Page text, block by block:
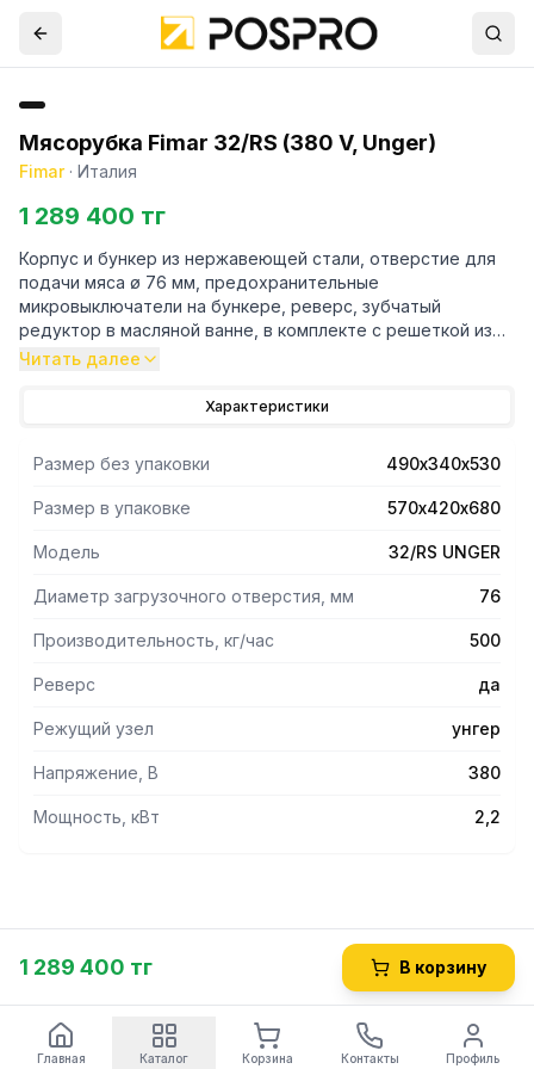
Мясорубка Fimar 32/RS (380 V, Unger)
Fimar· Италия
1 289 400 тг
Корпус и бункер из нержавеющей стали, отверстие для
подачи мяса ø 76 мм, предохранительные
микровыключатели на бункере, реверс, зубчатый
редуктор в масляной ванне, в комплекте с решеткой из
нержавеющей стали и самозатачивающимся ножом из
Система Унгер служит для приготовления фарша очень
Оборудование может поставляться как с CE нормами, так
и без. Фото на сайте соответствует оборудованию с CE
нормами и в максимальной комплектации.
Читать далее
Характеристики
Размер без упаковки 490х340х530
Размер в упаковке 570х420х680
Модель 32/RS UNGER
Диаметр загрузочного отверстия, мм 76
Производительность, кг/час 500
Реверс да
Режущий узел унгер
Напряжение, В 380
Мощность, кВт 2,2
1 289 400 тг В корзину
Главная Каталог Корзина Контакты Профиль